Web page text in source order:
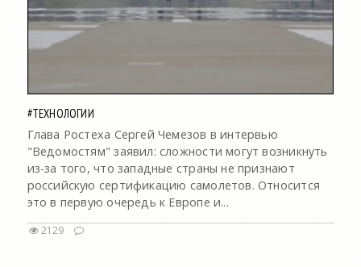
#ТЕХНОЛОГИИ
Глава Ростеха Сергей Чемезов в интервью
"Ведомостям" заявил: сложности могут возникнуть
из-за того, что западные страны не признают
российскую сертификацию самолетов. Относится
это в первую очередь к Европе и...
2129